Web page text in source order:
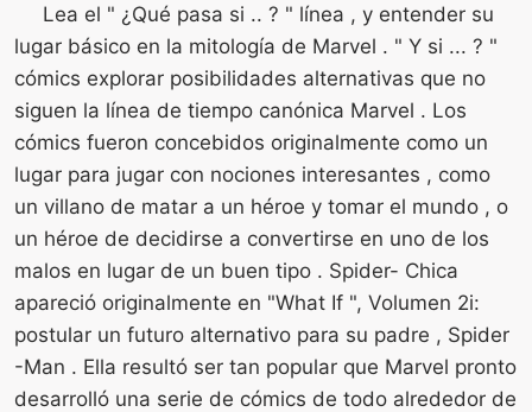
Lea el " ¿Qué pasa si .. ? " línea , y entender su
lugar básico en la mitología de Marvel . " Y si ... ? "
cómics explorar posibilidades alternativas que no
siguen la línea de tiempo canónica Marvel . Los
cómics fueron concebidos originalmente como un
lugar para jugar con nociones interesantes , como
un villano de matar a un héroe y tomar el mundo , o
un héroe de decidirse a convertirse en uno de los
malos en lugar de un buen tipo . Spider- Chica
apareció originalmente en "What If ", Volumen 2i:
postular un futuro alternativo para su padre , Spider
-Man . Ella resultó ser tan popular que Marvel pronto
desarrolló una serie de cómics de todo alrededor de